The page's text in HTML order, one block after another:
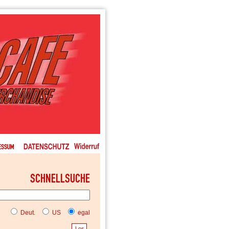
Deut. US egal